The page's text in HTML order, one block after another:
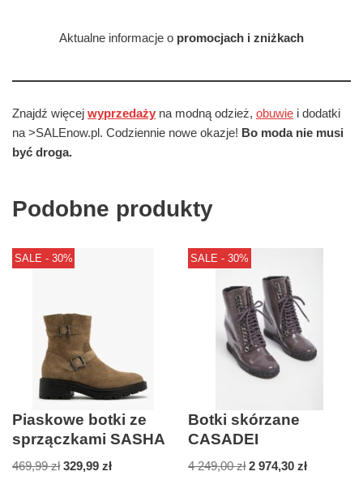
Aktualne informacje o promocjach i zniżkach
Znajdź więcej wyprzedaży na modną odzież, obuwie i dodatki
na >SALEnow.pl. Codziennie nowe okazje! Bo moda nie musi
być droga.
Podobne produkty
SALE - 30%
Piaskowe botki ze
sprzączkami SASHA
469,99zł 329,99 zł
SALE - 30%
Botki skórzane
CASADEI
4 249,00zł 2 974,30zł